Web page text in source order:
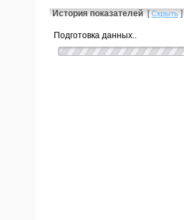
История показателей [Скрыть]
Подготовка данных..